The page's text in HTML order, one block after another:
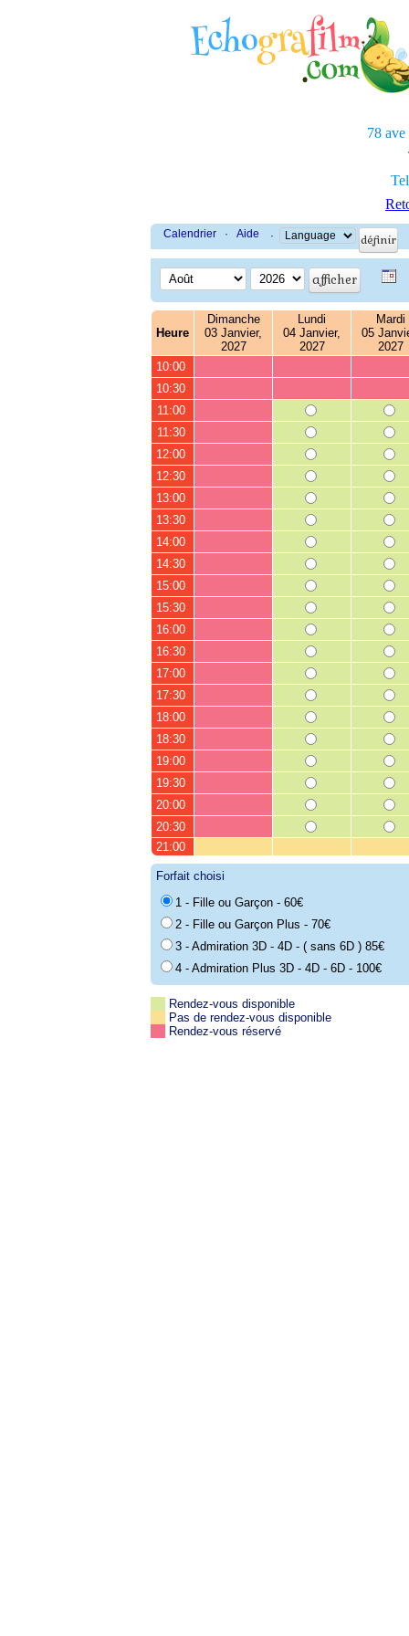
78 ave
Calendrier · Aide ·
Heure
Dimanche
03 Janvier,
2027
Lundi
04 Janvier,
2027
Mardi
05
2027
10:00
10:30
11:00
11:30
12:00
12:30
13:00
13:30
14:00
14:30
15:00
15:30
16:00
16:30
17:00
17:30
18:00
18:30
19:00
19:30
20:00
20:30
21:00
Forfait choisi
1 - Fille ou Garçon - 60€
2 - Fille ou Garçon Plus - 70€
3 - Admiration 3D - 4D - ( sans 6D ) 85€
4 - Admiration Plus 3D - 4D - 6D - 100€
Rendez-vous disponible
Pas de rendez-vous disponible
Rendez-vous réservé